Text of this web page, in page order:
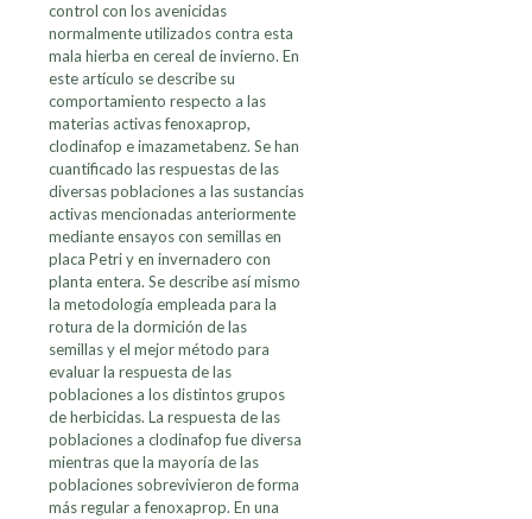
control con los avenicidas
normalmente utilizados contra esta
mala hierba en cereal de invierno. En
este artículo se describe su
comportamiento respecto a las
materias activas fenoxaprop,
clodinafop e imazametabenz. Se han
cuantificado las respuestas de las
diversas poblaciones a las sustancias
activas mencionadas anteriormente
mediante ensayos con semillas en
placa Petri y en invernadero con
planta entera. Se describe así mismo
la metodología empleada para la
rotura de la dormición de las
semillas y el mejor método para
evaluar la respuesta de las
poblaciones a los distintos grupos
de herbicidas. La respuesta de las
poblaciones a clodinafop fue diversa
mientras que la mayoría de las
poblaciones sobrevivieron de forma
más regular a fenoxaprop. En una